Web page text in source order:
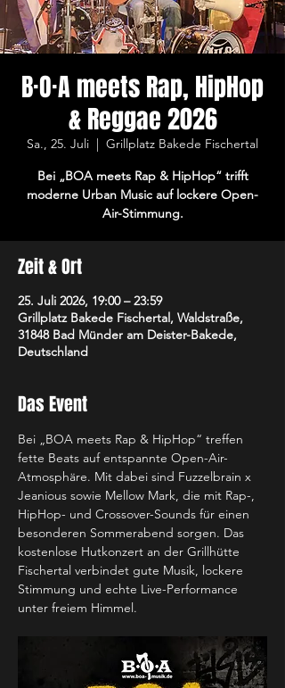
B·O·A meets Rap, HipHop
& Reggae 2026
Sa., 25. Juli
  |
Grillplatz Bakede Fischertal
Bei „BOA meets Rap & HipHop“ trifft
moderne Urban Music auf lockere Open-
Air-Stimmung.
Zeit & Ort
25. Juli 2026, 19:00 – 23:59
Grillplatz Bakede Fischertal, Waldstraße,
31848 Bad Münder am Deister-Bakede,
Deutschland
Das Event
Bei „BOA meets Rap & HipHop“ treffen
fette Beats auf entspannte Open-Air-
Atmosphäre. Mit dabei sind Fuzzelbrain x
Jeanious sowie Mellow Mark, die mit Rap-,
HipHop- und Crossover-Sounds für einen
besonderen Sommerabend sorgen. Das
kostenlose Hutkonzert an der Grillhütte
Fischertal verbindet gute Musik, lockere
Stimmung und echte Live-Performance
unter freiem Himmel.